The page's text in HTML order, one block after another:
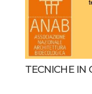
TECNICHE IN